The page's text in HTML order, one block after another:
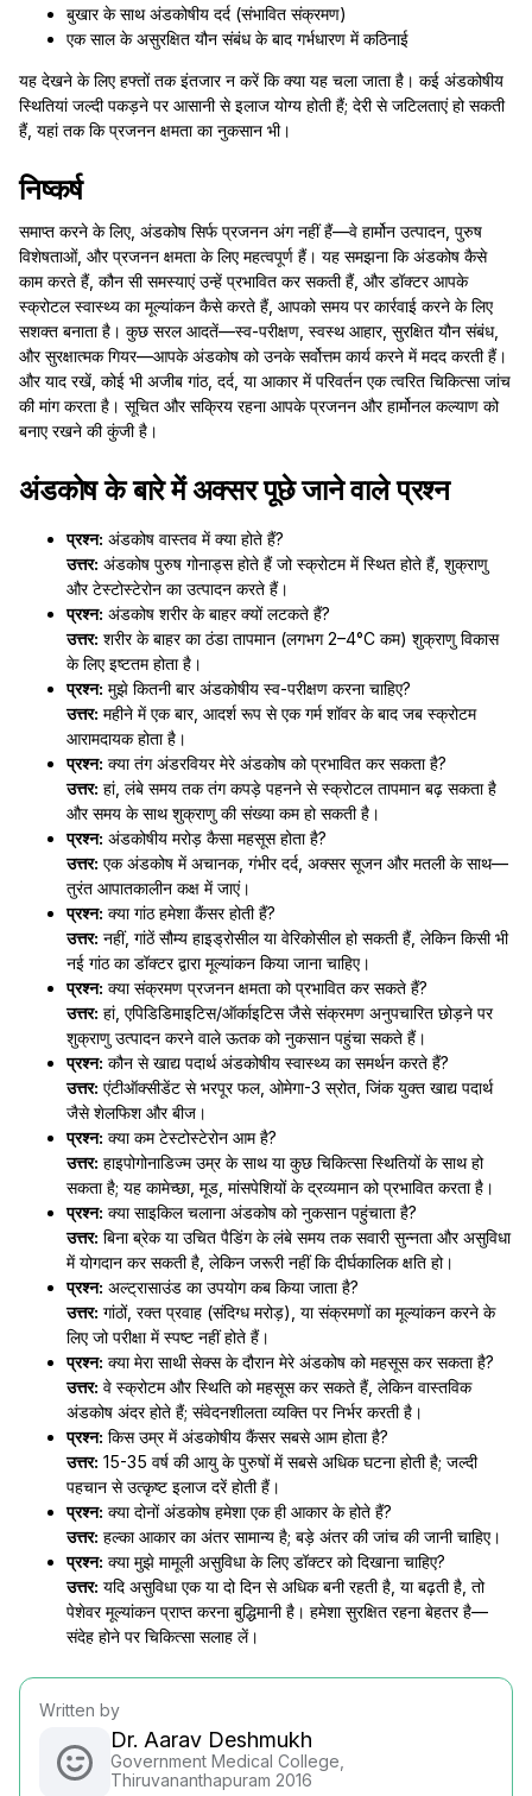
बुखार के साथ अंडकोषीय दर्द (संभावित संक्रमण)
एक साल के असुरक्षित यौन संबंध के बाद गर्भधारण में कठिनाई
यह देखने के लिए हफ्तों तक इंतजार न करें कि क्या यह चला जाता है। कई अंडकोषीय
स्थितियां जल्दी पकड़ने पर आसानी से इलाज योग्य होती हैं; देरी से जटिलताएं हो सकती
हैं, यहां तक कि प्रजनन क्षमता का नुकसान भी।
निष्कर्ष
समाप्त करने के लिए, अंडकोष सिर्फ प्रजनन अंग नहीं हैं—वे हार्मोन उत्पादन, पुरुष
विशेषताओं, और प्रजनन क्षमता के लिए महत्वपूर्ण हैं। यह समझना कि अंडकोष कैसे
काम करते हैं, कौन सी समस्याएं उन्हें प्रभावित कर सकती हैं, और डॉक्टर आपके
स्क्रोटल स्वास्थ्य का मूल्यांकन कैसे करते हैं, आपको समय पर कार्रवाई करने के लिए
सशक्त बनाता है। कुछ सरल आदतें—स्व-परीक्षण, स्वस्थ आहार, सुरक्षित यौन संबंध,
और सुरक्षात्मक गियर—आपके अंडकोष को उनके सर्वोत्तम कार्य करने में मदद करती हैं।
और याद रखें, कोई भी अजीब गांठ, दर्द, या आकार में परिवर्तन एक त्वरित चिकित्सा जांच
की मांग करता है। सूचित और सक्रिय रहना आपके प्रजनन और हार्मोनल कल्याण को
बनाए रखने की कुंजी है।
अंडकोष के बारे में अक्सर पूछे जाने वाले प्रश्न
प्रश्न: अंडकोष वास्तव में क्या होते हैं?
उत्तर: अंडकोष पुरुष गोनाड्स होते हैं जो स्क्रोटम में स्थित होते हैं, शुक्राणु
और टेस्टोस्टेरोन का उत्पादन करते हैं।
प्रश्न: अंडकोष शरीर के बाहर क्यों लटकते हैं?
उत्तर: शरीर के बाहर का ठंडा तापमान (लगभग 2–4°C कम) शुक्राणु विकास
के लिए इष्टतम होता है।
प्रश्न: मुझे कितनी बार अंडकोषीय स्व-परीक्षण करना चाहिए?
उत्तर: महीने में एक बार, आदर्श रूप से एक गर्म शॉवर के बाद जब स्क्रोटम
आरामदायक होता है।
प्रश्न: क्या तंग अंडरवियर मेरे अंडकोष को प्रभावित कर सकता है?
उत्तर: हां, लंबे समय तक तंग कपड़े पहनने से स्क्रोटल तापमान बढ़ सकता है
और समय के साथ शुक्राणु की संख्या कम हो सकती है।
प्रश्न: अंडकोषीय मरोड़ कैसा महसूस होता है?
उत्तर: एक अंडकोष में अचानक, गंभीर दर्द, अक्सर सूजन और मतली के साथ—
तुरंत आपातकालीन कक्ष में जाएं।
प्रश्न: क्या गांठ हमेशा कैंसर होती हैं?
उत्तर: नहीं, गांठें सौम्य हाइड्रोसील या वेरिकोसील हो सकती हैं, लेकिन किसी भी
नई गांठ का डॉक्टर द्वारा मूल्यांकन किया जाना चाहिए।
प्रश्न: क्या संक्रमण प्रजनन क्षमता को प्रभावित कर सकते हैं?
उत्तर: हां, एपिडिडिमाइटिस/ऑर्काइटिस जैसे संक्रमण अनुपचारित छोड़ने पर
शुक्राणु उत्पादन करने वाले ऊतक को नुकसान पहुंचा सकते हैं।
प्रश्न: कौन से खाद्य पदार्थ अंडकोषीय स्वास्थ्य का समर्थन करते हैं?
उत्तर: एंटीऑक्सीडेंट से भरपूर फल, ओमेगा-3 स्रोत, जिंक युक्त खाद्य पदार्थ
जैसे शेलफिश और बीज।
प्रश्न: क्या कम टेस्टोस्टेरोन आम है?
उत्तर: हाइपोगोनाडिज्म उम्र के साथ या कुछ चिकित्सा स्थितियों के साथ हो
सकता है; यह कामेच्छा, मूड, मांसपेशियों के द्रव्यमान को प्रभावित करता है।
प्रश्न: क्या साइकिल चलाना अंडकोष को नुकसान पहुंचाता है?
उत्तर: बिना ब्रेक या उचित पैडिंग के लंबे समय तक सवारी सुन्नता और असुविधा
में योगदान कर सकती है, लेकिन जरूरी नहीं कि दीर्घकालिक क्षति हो।
प्रश्न: अल्ट्रासाउंड का उपयोग कब किया जाता है?
उत्तर: गांठों, रक्त प्रवाह (संदिग्ध मरोड़), या संक्रमणों का मूल्यांकन करने के
लिए जो परीक्षा में स्पष्ट नहीं होते हैं।
प्रश्न: क्या मेरा साथी सेक्स के दौरान मेरे अंडकोष को महसूस कर सकता है?
उत्तर: वे स्क्रोटम और स्थिति को महसूस कर सकते हैं, लेकिन वास्तविक
अंडकोष अंदर होते हैं; संवेदनशीलता व्यक्ति पर निर्भर करती है।
प्रश्न: किस उम्र में अंडकोषीय कैंसर सबसे आम होता है?
उत्तर: 15-35 वर्ष की आयु के पुरुषों में सबसे अधिक घटना होती है; जल्दी
पहचान से उत्कृष्ट इलाज दरें होती हैं।
प्रश्न: क्या दोनों अंडकोष हमेशा एक ही आकार के होते हैं?
उत्तर: हल्का आकार का अंतर सामान्य है; बड़े अंतर की जांच की जानी चाहिए।
प्रश्न: क्या मुझे मामूली असुविधा के लिए डॉक्टर को दिखाना चाहिए?
उत्तर: यदि असुविधा एक या दो दिन से अधिक बनी रहती है, या बढ़ती है, तो
पेशेवर मूल्यांकन प्राप्त करना बुद्धिमानी है। हमेशा सुरक्षित रहना बेहतर है—
संदेह होने पर चिकित्सा सलाह लें।
Written by
Dr. Aarav Deshmukh
Government Medical College,
Thiruvananthapuram 2016